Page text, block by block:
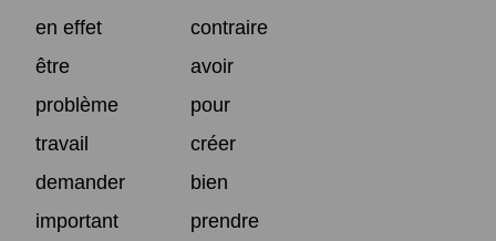
en effet
contraire
être
avoir
problème
pour
travail
créer
demander
bien
important
prendre